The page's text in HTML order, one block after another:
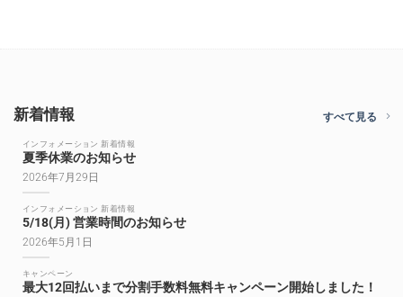
新着情報 すべて見る
インフォメーション 新着情報
夏季休業のお知らせ
2026年7月29日
インフォメーション 新着情報
5/18(月) 営業時間のお知らせ
2026年5月1日
キャンペーン
最大12回払いまで分割手数料無料キャンペーン開始しました！